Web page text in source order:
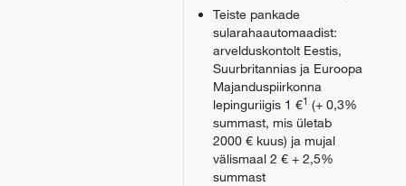
Teiste pankade
sularahaautomaadist:
arvelduskontolt Eestis,
Suurbritannias ja Euroopa
Majanduspiirkonna
lepinguriigis 1 €1 (+ 0,3%
summast, mis ületab
2000 € kuus) ja mujal
välismaal 2 € + 2,5%
summast